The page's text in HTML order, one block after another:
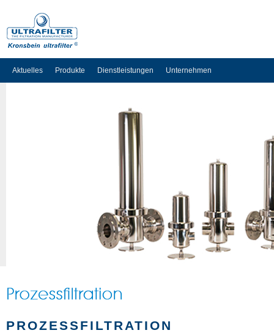
Aktuelles Produkte Dienstleistungen Unternehmen
PROZESSFILTRATION